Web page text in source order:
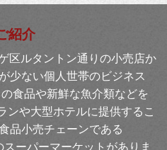
紹介
区ルタントン通りの小売店か
少ない個人世帯のビジネス
食品や新鮮な魚介類などを
ンや大型ホテルに提供するこ
品小売チェーンである
ーパーマーケットがありま